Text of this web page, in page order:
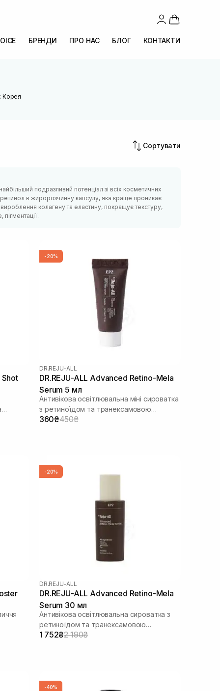
БРЕНДИ ПРО НАС БЛОГ КОНТАКТИ
Корея
Сортувати
подразливий потенціал зі всіх косметичних
в жиророзчинну капсулу, яка краще проникає
колагену та еластину, покращує текстуру,
Shot
-20%
DR.REJU-ALL
DR.REJU-ALL Advanced Retino-Mela
Serum 5 мл
Антивікова освітлювальна міні сироватка
з ретиноїдом та транексамовою
кислотою
360₴450₴
-20%
DR.REJU-ALL
DR.REJU-ALL Advanced Retino-Mela
Serum 30 мл
Антивікова освітлювальна сироватка з
ретиноїдом та транексамовою
кислотою
1 752₴2 190₴
-40%